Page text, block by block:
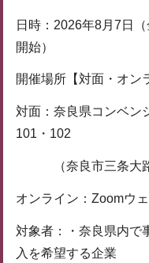
日時：2026年8月7日
開始）
開催場所【対面・オン
対面：奈良県コンベ
101・102
（奈良市三条大路
オンライン：Zoomウ
対象者：・奈良県内で
入を希望する企業